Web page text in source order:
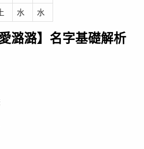
水 水
潞潞】名字基礎解析